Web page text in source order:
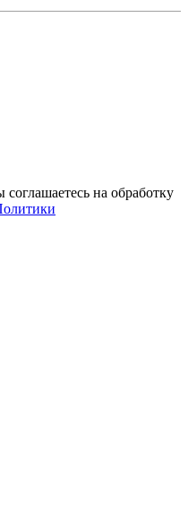
на обработку